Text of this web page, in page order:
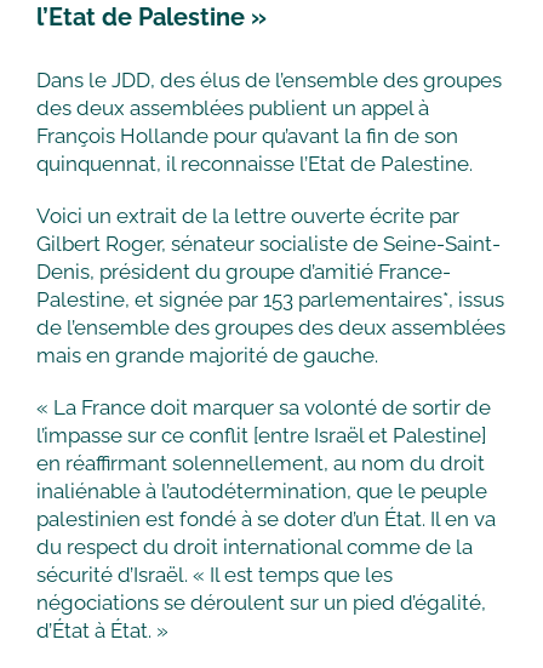
l’Etat de Palestine »
Dans le JDD, des élus de l’ensemble des groupes
des deux assemblées publient un appel à
François Hollande pour qu’avant la fin de son
quinquennat, il reconnaisse l’Etat de Palestine.
Voici un extrait de la lettre ouverte écrite par
Gilbert Roger, sénateur socialiste de Seine-Saint-
Denis, président du groupe d’amitié France-
Palestine, et signée par 153 parlementaires*, issus
de l’ensemble des groupes des deux assemblées
mais en grande majorité de gauche.
« La France doit marquer sa volonté de sortir de
l’impasse sur ce conflit [entre Israël et Palestine]
en réaffirmant solennellement, au nom du droit
inaliénable à l’autodétermination, que le peuple
palestinien est fondé à se doter d’un État. Il en va
du respect du droit international comme de la
sécurité d’Israël. « Il est temps que les
négociations se déroulent sur un pied d’égalité,
d’État à État. »